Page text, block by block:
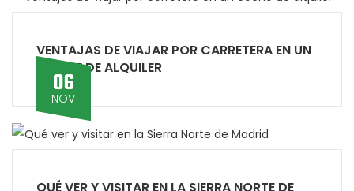
VENTAJAS DE VIAJAR POR CARRETERA EN UN
COCHE DE ALQUILER
06
NOV
QUÉ VER Y VISITAR EN LA SIERRA NORTE DE